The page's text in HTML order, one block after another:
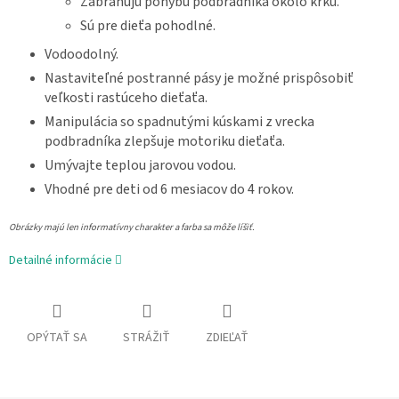
Sú pre dieťa pohodlné.
Vodoodolný.
Nastaviteľné postranné pásy je možné prispôsobiť
veľkosti rastúceho dieťaťa.
Manipulácia so spadnutými kúskami z vrecka
podbradníka zlepšuje motoriku dieťaťa.
Umývajte teplou jarovou vodou.
Vhodné pre deti od 6 mesiacov do 4 rokov.
Obrázky majú len informatívny charakter a farba sa môže líšiť.
Detailné informácie
OPÝTAŤ SA STRÁŽIŤ ZDIEĽAŤ